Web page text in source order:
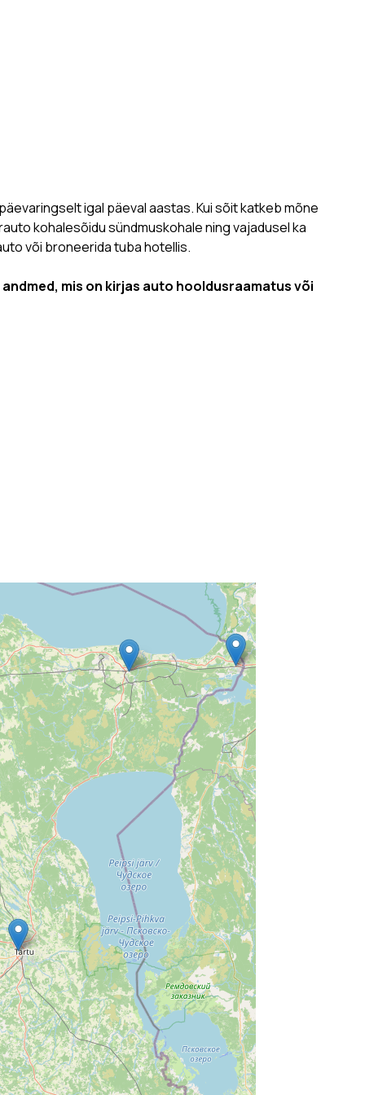
igal päeval aastas. Kui sõit katkeb mõne
kohale­sõidu sündmuskohale ning vajadusel ka
või broneerida tuba hotellis.
mis on kirjas auto hooldusraamatus või